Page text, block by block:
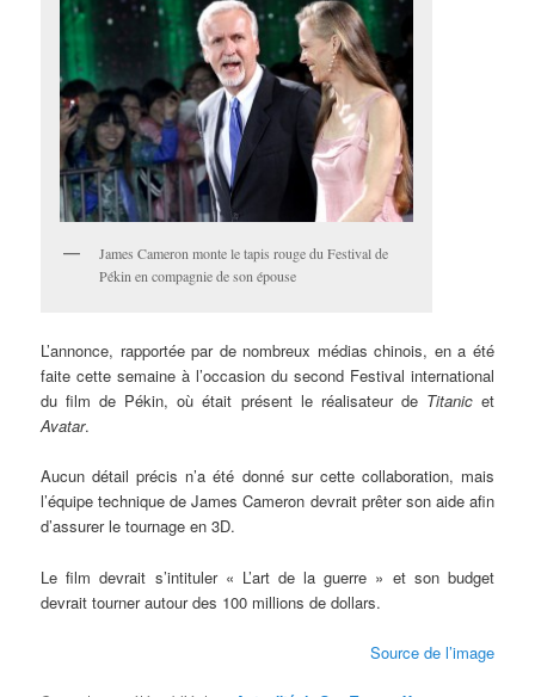
James Cameron monte le tapis rouge du Festival de
Pékin en compagnie de son épouse
L’annonce, rapportée par de nombreux médias chinois, en a été
faite cette semaine à l’occasion du second Festival international
du film de Pékin, où était présent le réalisateur de Titanicet
Avatar.
Aucun détail précis n’a été donné sur cette collaboration, mais
l’équipe technique de James Cameron devrait prêter son aide afin
d’assurer le tournage en 3D.
Le film devrait s’intituler « L’art de la guerre » et son budget
devrait tourner autour des 100 millions de dollars.
Source de l’image